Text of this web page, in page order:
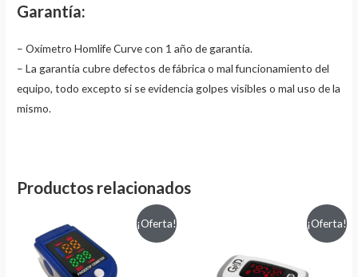
Garantía:
– Oxímetro Homlife Curve con 1 año de garantía.
– La garantía cubre defectos de fábrica o mal funcionamiento del
equipo, todo excepto si se evidencia golpes visibles o mal uso de la
mismo.
Productos relacionados
¡Oferta! ¡Oferta!